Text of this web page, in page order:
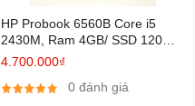
HP Probook 6560B Core i5
2430M, Ram 4GB/ SSD 120GB/
HD Graphics 3000
4.700.000₫
0 đánh giá